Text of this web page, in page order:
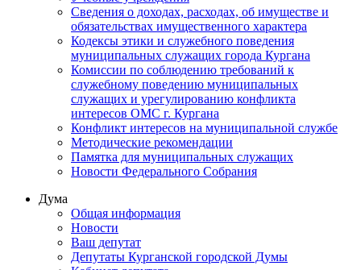
Сведения о доходах, расходах, об имуществе и
обязательствах имущественного характера
Кодексы этики и служебного поведения
муниципальных служащих города Кургана
Комиссии по соблюдению требований к
служебному поведению муниципальных
служащих и урегулированию конфликта
интересов ОМС г. Кургана
Конфликт интересов на муниципальной службе
Методические рекомендации
Памятка для муниципальных служащих
Новости Федерального Cобрания
Дума
Общая информация
Новости
Ваш депутат
Депутаты Курганской городской Думы